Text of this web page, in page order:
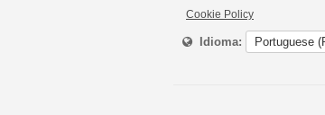
Cookie Policy
Idioma: